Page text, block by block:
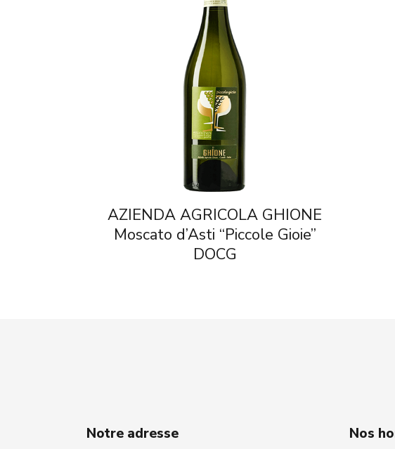
AZIENDA AGRICOLA GHIONE
Moscato d’Asti “Piccole Gioie”
DOCG
Notre adresse Nos